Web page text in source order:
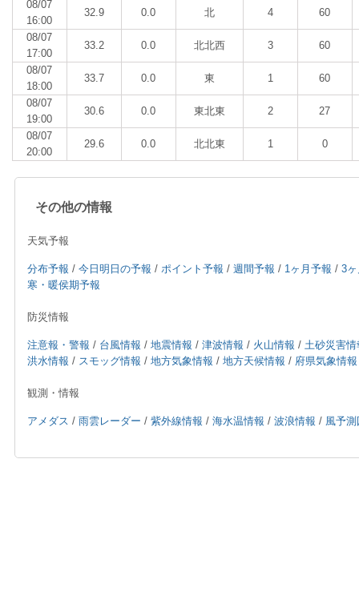
08/07
16:00
32.9 0.0 北 4 60
08/07
17:00
33.2 0.0 北北西 3 60
08/07
18:00
33.7 0.0 東 1 60
08/07
19:00
30.6 0.0 東北東 2 27
08/07
20:00
29.6 0.0 北北東 1 0
その他の情報
天気予報
分布予報 / 今日明日の予報 / ポイント予報 / 週間予報 / 1ヶ月予報 / 3
寒・暖侯期予報
防災情報
注意報・警報 / 台風情報 / 地震情報 / 津波情報 / 火山情報 / 土砂災害情
洪水情報 / スモッグ情報 / 地方気象情報 / 地方天候情報 / 府県気象情報
観測・情報
アメダス / 雨雲レーダー / 紫外線情報 / 海水温情報 / 波浪情報 / 風予測